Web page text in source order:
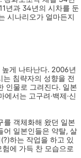
년과 34년의 시차를 둔
시나리오가 얼마든지
게 나타난다. 2006년
침략자의 성향을 전
인물로 그려진다. 일본
서는 고구려·백제·신
를 객체화해 왔던 일본
어 일본인들은 약탈, 살
하는 작업을 하고 있
에 가득 찬 모습으로